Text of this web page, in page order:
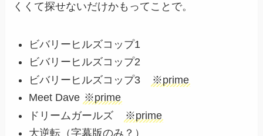
くくて探せないだけかもってことで。
ビバリーヒルズコップ1
ビバリーヒルズコップ2
ビバリーヒルズコップ3
※prime
Meet Dave ※prime
ドリームガールズ
※prime
大逆転（字幕版のみ？ ）